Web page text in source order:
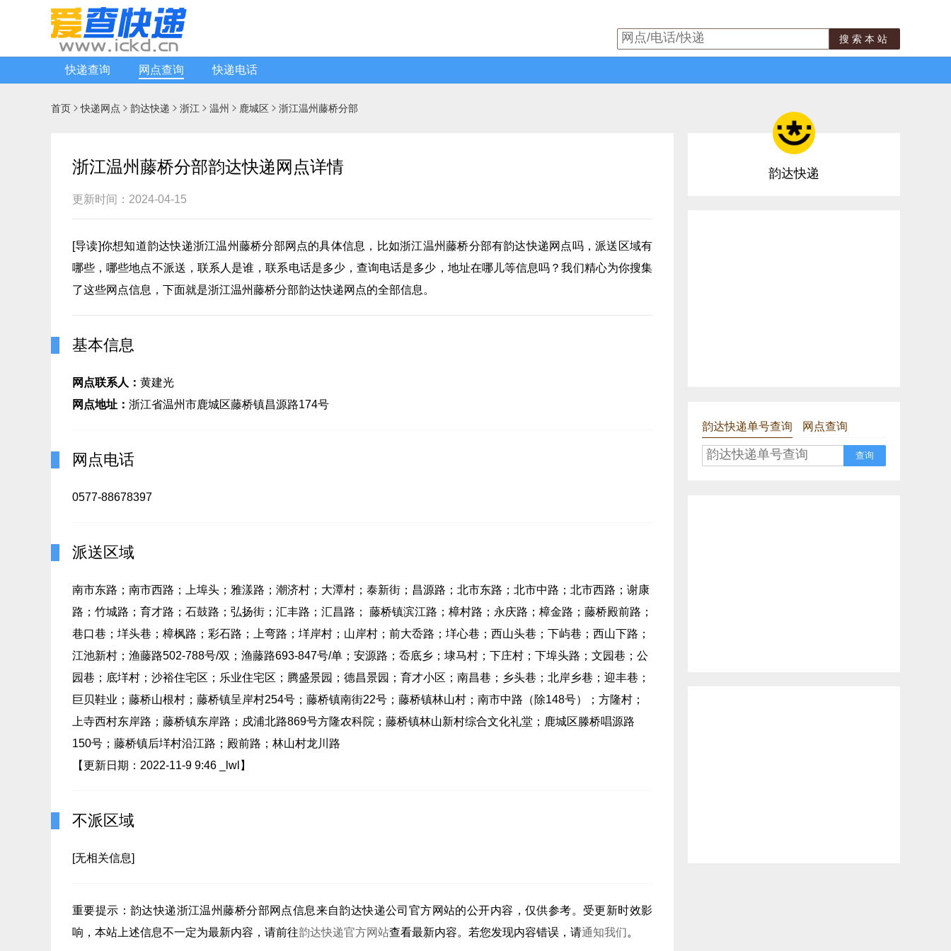
搜索本站
快递查询 网点查询 快递电话
首页 快递网点  韵达快递  浙江  温州  鹿城区  浙江温州藤桥分部
浙江温州藤桥分部韵达快递网点详情
更新时间：2024-04-15
[导读]你想知道韵达快递浙江温州藤桥分部网点的具体信息，比如浙江温州藤桥分部有韵达快递网点吗，派送区域有
哪些，哪些地点不派送，联系人是谁，联系电话是多少，查询电话是多少，地址在哪儿等信息吗？我们精心为你搜集
了这些网点信息，下面就是浙江温州藤桥分部韵达快递网点的全部信息。
基本信息
网点联系人： 黄建光
网点地址： 浙江省温州市鹿城区藤桥镇昌源路174号
网点电话
0577-88678397
派送区域
南市东路；南市西路；上埠头；雅漾路；潮济村；大潭村；泰新街；昌源路；北市东路；北市中路；北市西路；谢康
路；竹城路；育才路；石鼓路；弘扬街；汇丰路；汇昌路； 藤桥镇滨江路；樟村路；永庆路；樟金路；藤桥殿前路；
巷口巷；垟头巷；樟枫路；彩石路；上弯路；垟岸村；山岸村；前大岙路；垟心巷；西山头巷；下屿巷；西山下路；
江池新村；渔藤路502-788号/双；渔藤路693-847号/单；安源路；岙底乡；埭马村；下庄村；下埠头路；文园巷；公
园巷；底垟村；沙裕住宅区；乐业住宅区；腾盛景园；德昌景园；育才小区；南昌巷；乡头巷；北岸乡巷；迎丰巷；
巨贝鞋业；藤桥山根村；藤桥镇呈岸村254号；藤桥镇南街22号；藤桥镇林山村；南市中路（除148号）；方隆村；
上寺西村东岸路；藤桥镇东岸路；戍浦北路869号方隆农科院；藤桥镇林山新村综合文化礼堂；鹿城区滕桥唱源路
150号；藤桥镇后垟村沿江路；殿前路；林山村龙川路
【更新日期：2022-11-9 9:46 _lwl】
不派区域
[无相关信息]
重要提示：韵达快递浙江温州藤桥分部网点信息来自韵达快递公司官方网站的公开内容，仅供参考。受更新时效影
响，本站上述信息不一定为最新内容，请前往韵达快递官方网站查看最新内容。若您发现内容错误，请通知我们。
韵达快递
韵达快递单号查询 网点查询
查询